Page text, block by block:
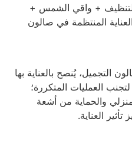
(التنظيف + واقي الشمس +
المنتظمة في صالون
التجميل، يُنصح بالعناية بها
العمليات المتكررة؛
والحماية من أشعة
العناية.